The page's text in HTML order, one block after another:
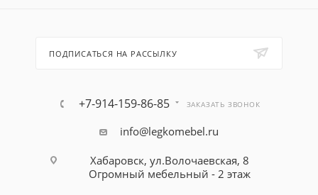
ПОДПИСАТЬСЯ НА РАССЫЛКУ
+7-914-159-86-85 ЗАКАЗАТЬ ЗВОНОК
info@legkomebel.ru
Хабаровск, ул.Волочаевская, 8
Огромный мебельный - 2 этаж